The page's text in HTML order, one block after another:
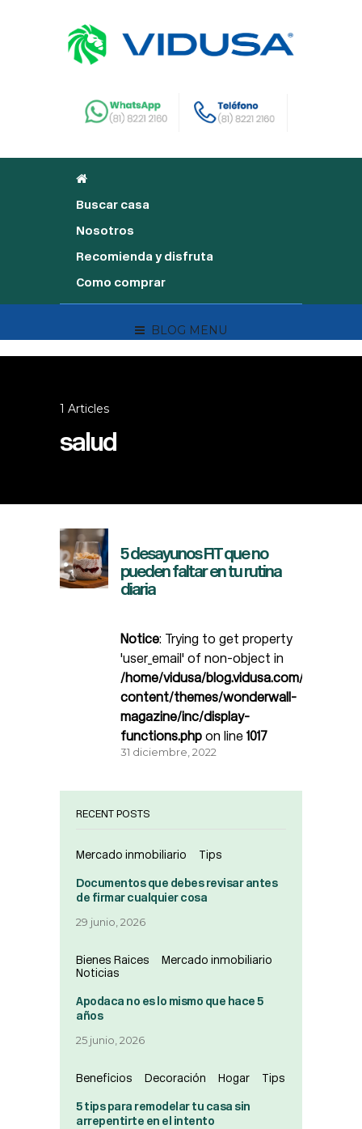
Buscar casa
Nosotros
Recomienda y disfruta
Como comprar
BLOG MENU
1 Articles
salud
5 desayunos FIT que no
pueden faltar en tu rutina
diaria
Notice: Trying to get property
'user_email' of non-object in
/home/vidusa/blog.vidusa.com/wp-
content/themes/wonderwall-
magazine/inc/display-
functions.php on line 1017
31 diciembre, 2022
RECENT POSTS
Mercado inmobiliario Tips
Documentos que debes revisar antes
de firmar cualquier cosa
29 junio, 2026
Bienes Raices
Mercado inmobiliario
Noticias
Apodaca no es lo mismo que hace 5
años
25 junio, 2026
Beneficios Decoración Hogar Tips
5 tips para remodelar tu casa sin
arrepentirte en el intento